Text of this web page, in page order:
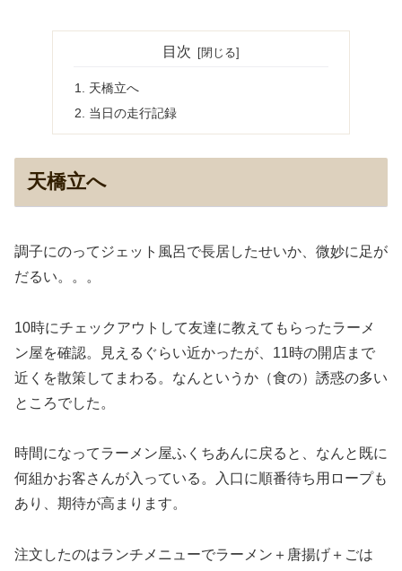
目次
天橋立へ
当日の走行記録
天橋立へ
調子にのってジェット風呂で長居したせいか、微妙に足が
だるい。。。
10時にチェックアウトして友達に教えてもらったラーメ
ン屋を確認。見えるぐらい近かったが、11時の開店まで
近くを散策してまわる。なんというか（食の）誘惑の多い
ところでした。
時間になってラーメン屋ふくちあんに戻ると、なんと既に
何組かお客さんが入っている。入口に順番待ち用ロープも
あり、期待が高まります。
注文したのはランチメニューでラーメン＋唐揚げ＋ごは